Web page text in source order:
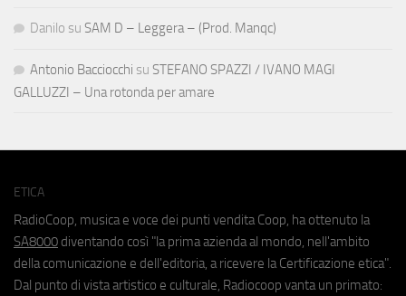
Danilo su SAM D – Leggera – (Prod. Manqc)
Antonio Bacciocchi su STEFANO SPAZZI / IVANO MAGI
GALLUZZI – Una rotonda per amare
ETICA
RadioCoop, musica e voce dei punti vendita Coop, ha ottenuto la
SA8000 diventando così "la prima azienda al mondo, nell'ambito
della comunicazione e dell'editoria, a ricevere la Certificazione etica".
Dal punto di vista artistico e culturale, Radiocoop vanta un primato: